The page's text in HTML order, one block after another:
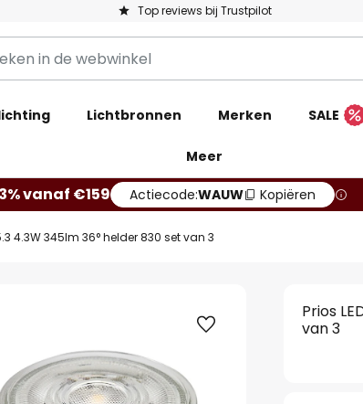
Top reviews bij Trustpilot
Lichtbronnen Merken SALE
Meer
vanaf €159 Actiecode:WAUW Kopiëren
4.3W 345lm 36° helder 830 set van 3
Prios
van 3